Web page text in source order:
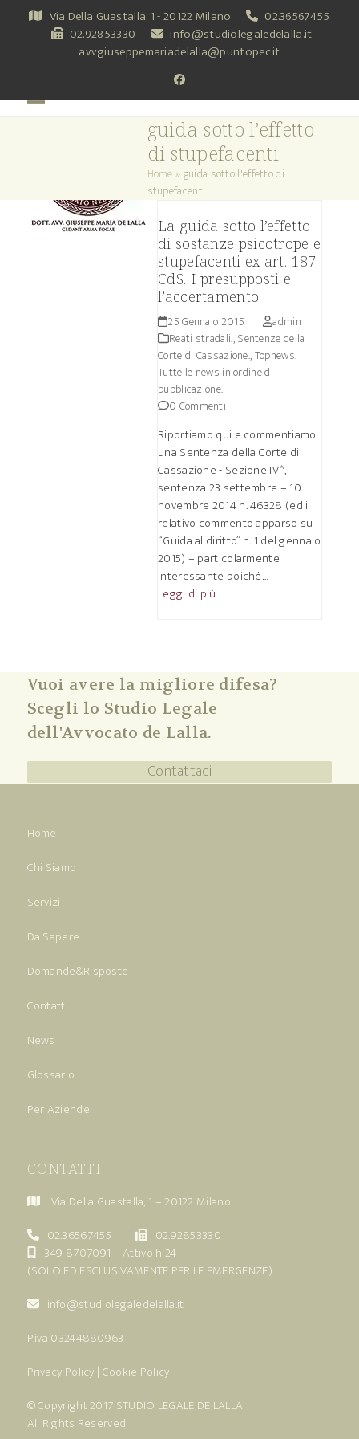
Via Della Guastalla, 1 - 20122 Milano
02.36567455
02.92853330
info@studiolegaledelalla.it
avvgiuseppemariadelalla@puntopec.it
Facebook
guida sotto l’effetto
di stupefacenti
Home »guida sotto l'effetto di
stupefacenti
La guida sotto l’effetto
di sostanze psicotrope e
stupefacenti ex art. 187
CdS. I presupposti e
l’accertamento.
25 Gennaio 2015
admin
Reati stradali.,Sentenze della
Corte di Cassazione.,Topnews.
Tutte le news in ordine di
pubblicazione.
0 Commenti
Riportiamo qui e commentiamo
una Sentenza della Corte di
Cassazione - Sezione IV^,
sentenza 23 settembre – 10
novembre 2014 n. 46328 (ed il
relativo commento apparso su
“Guida al diritto” n. 1 del gennaio
2015) – particolarmente
interessante poiché…
Leggi di più
Vuoi avere la migliore difesa?
Scegli lo Studio Legale
dell'Avvocato de Lalla.
Contattaci
Home
Chi Siamo
Servizi
Da Sapere
Domande&Risposte
Contatti
News
Glossario
Per Aziende
CONTATTI
Via Della Guastalla, 1 – 20122 Milano
02.36567455
02.92853330
349 8707091 – Attivo h 24
(SOLO ED ESCLUSIVAMENTE PER LE EMERGENZE)
info@studiolegaledelalla.it
P.iva 03244880963
Privacy Policy | Cookie Policy
© Copyright 2017 STUDIO LEGALE DE LALLA
All Rights Reserved